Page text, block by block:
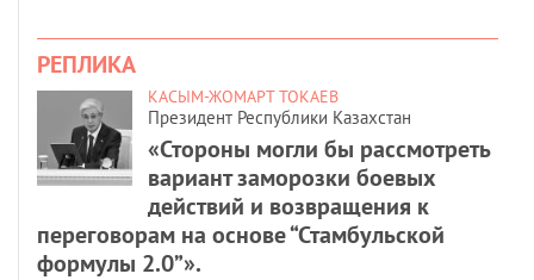
РЕПЛИКА
КАСЫМ-ЖОМАРТ ТОКАЕВ
Президент Республики Казахстан
«Стороны могли бы рассмотреть
вариант заморозки боевых
действий и возвращения к
переговорам на основе “Стамбульской
формулы 2.0”».